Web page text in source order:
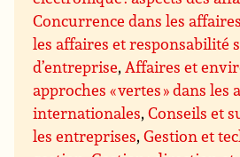
Concurrence dans les affaires
les affaires et responsabilité
d’entreprise,Affaires et
approches « vertes » dans les
internationales,Conseils et
les entreprises,Gestion et